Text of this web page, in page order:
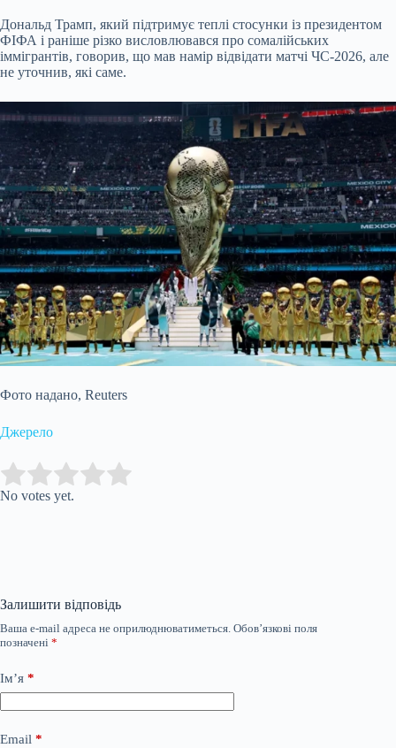
Дональд Трамп, який підтримує теплі стосунки із президентом
ФІФА і раніше різко висловлювався про сомалійських
іммігрантів, говорив, що мав намір відвідати матчі ЧС-2026, але
не уточнив, які саме.
Фото надано, Reuters
Джерело
Rate this item:
No votes yet.
Залишити відповідь
Ваша e-mail адреса не оприлюднюватиметься. Обов’язкові поля
позначені *
Ім’я *
Email *